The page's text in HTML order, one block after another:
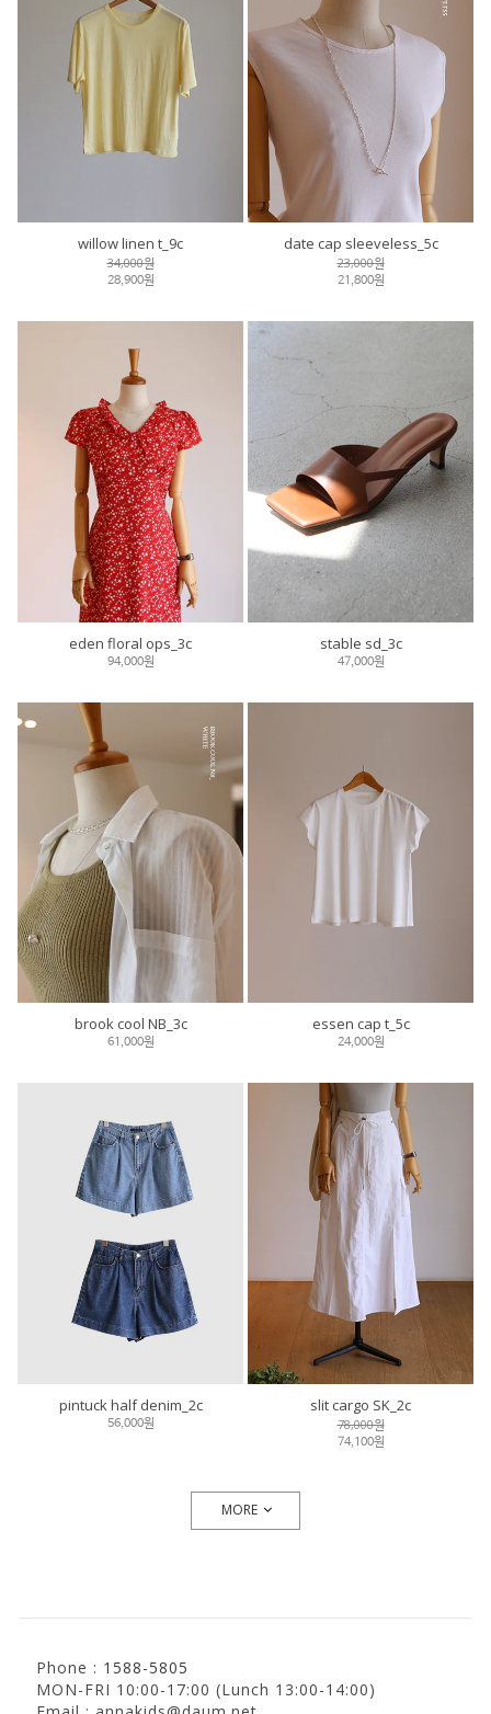
willow linen t_9c
34,000원
28,900원
date cap sleeveless_5c
23,000원
21,800원
eden floral ops_3c
94,000원
stable sd_3c
47,000원
brook cool NB_3c
61,000원
essen cap t_5c
24,000원
pintuck half denim_2c
56,000원
slit cargo SK_2c
78,000원
74,100원
MORE
Phone : 1588-5805
MON-FRI 10:00-17:00 (Lunch 13:00-14:00)